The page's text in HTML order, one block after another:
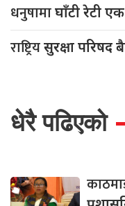
धनुषामाघाँटी रेटी
राष्ट्रियसुरक्षा परिषद
धेरै पढिएको